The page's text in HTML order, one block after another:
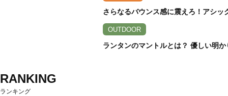
さらなるバウンス感に震えろ！アシ
OUTDOOR
ランタンのマントルとは？ 優しい明
RANKING
ランキング